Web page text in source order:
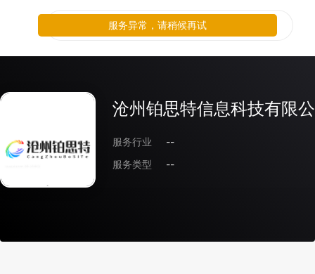
沧州铂思特信息科技有限
服务行业
--
服务类型
--
服务异常，请稍候再试